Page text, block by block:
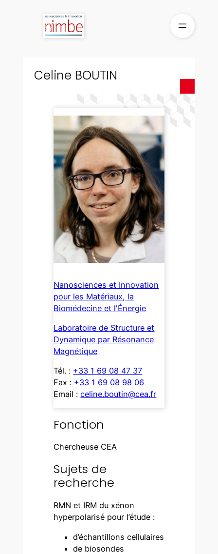
Celine BOUTIN
Nanosciences et Innovation
pour les Matériaux, la
Biomédecine et l'Énergie
Laboratoire de Structure et
Dynamique par Résonance
Magnétique
Tél. : +33 1 69 08 47 37
Fax : +33 1 69 08 98 06
Email :celine.boutin@cea.fr
Fonction
Chercheuse CEA
Sujets de
recherche
RMN et IRM du xénon
hyperpolarisé pour l’étude :
d’échantillons cellulaires
de biosondes